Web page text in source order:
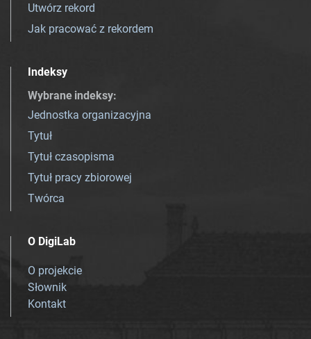
Utwórz rekord
Jak pracować z rekordem
Indeksy
Wybrane indeksy:
Jednostka organizacyjna
Tytuł
Tytuł czasopisma
Tytuł pracy zbiorowej
Twórca
O DigiLab
O projekcie
Słownik
Kontakt